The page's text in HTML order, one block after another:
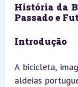
História da
Passado e
Introdução
A bicicleta,
aldeias